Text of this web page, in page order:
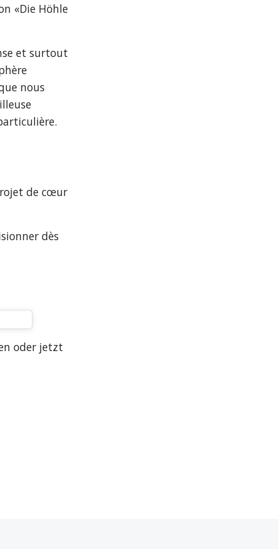
«Die Höhle
et surtout
nous
de cœur
dès
oder jetzt